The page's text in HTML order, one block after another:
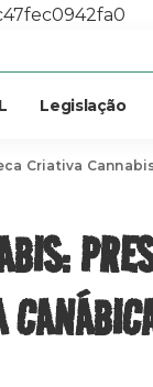
Legislação
Criativa Cannabis: